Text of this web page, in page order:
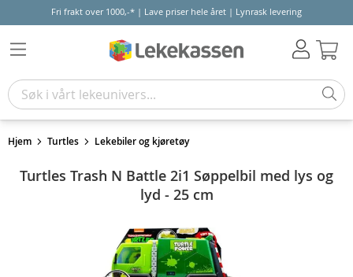
Fri frakt over 1000,-* | Lave priser hele året | Lynrask levering
Hjem Turtles Lekebiler og kjøretøy
Turtles Trash N Battle 2i1 Søppelbil med lys og
lyd - 25 cm